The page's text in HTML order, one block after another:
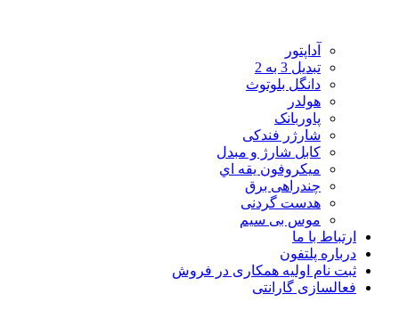
آداپتور
تبدیل 3 به 2
دانگل بلوتوث
هولدر
پاوربانک
شارژر فندکی
کابل شارژ و مبدل
ميکروفون يقه اي
چندراهی برق
هدست گردنی
موس بی سیم
ارتباط با ما
درباره پلتفون
ثبت نام اولیه همکاری در فروش
فعالسازی گارانتی